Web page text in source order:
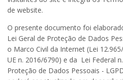
de website.
O presente documento foi
Lei Geral de Proteção de Dados
o Marco Civil da Internet (Lei 12.965
UE n. 2016/6790) e da Lei Federal
Proteção de Dados Pessoais -